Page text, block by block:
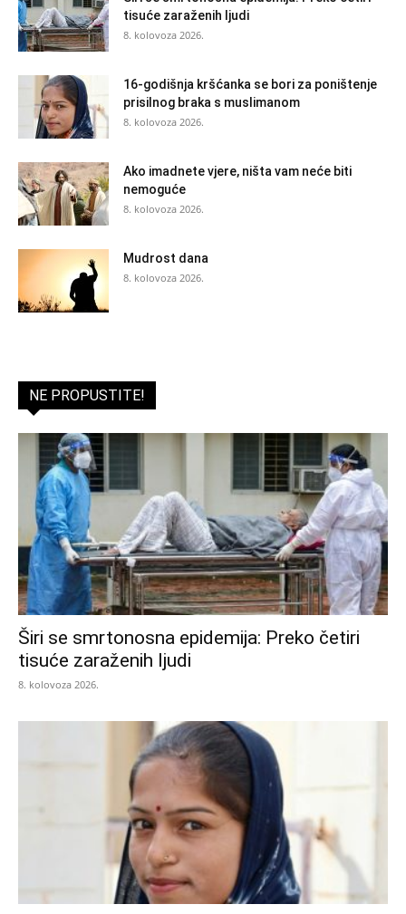
tisuće zaraženih ljudi
8. kolovoza 2026.
16-godišnja kršćanka se bori za poništenje
prisilnog braka s muslimanom
8. kolovoza 2026.
Ako imadnete vjere, ništa vam neće biti
nemoguće
8. kolovoza 2026.
Mudrost dana
8. kolovoza 2026.
NE PROPUSTITE!
Širi se smrtonosna epidemija: Preko četiri
tisuće zaraženih ljudi
8. kolovoza 2026.